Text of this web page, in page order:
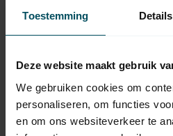
Toestemming Details
Deze website maakt gebruik
We gebruiken cookies om
personaliseren, om functies
en om ons websiteverkeer te
Nice Motorsteun S
pen 10 mm +
Nice Adaptieset S